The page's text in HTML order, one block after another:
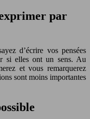
par
d’écrire vos pensées
si elles ont un sens. Au
et vous remarquerez
sont moins importantes